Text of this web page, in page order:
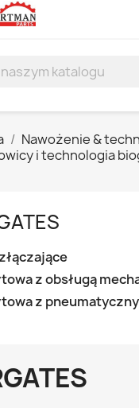
Nawożenie &
i technologia
z obsługą
z